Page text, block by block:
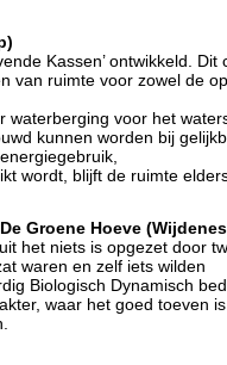
Kassen’ ontwikkeld. Dit
van ruimte voor zowel de
waterberging voor het
kunnen worden bij
wordt, blijft de ruimte
Groene Hoeve
het niets is opgezet door
waren en zelf iets wilden
Biologisch Dynamisch
waar het goed toeven